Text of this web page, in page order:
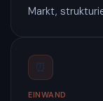
Markt,
⏰
EINWAND